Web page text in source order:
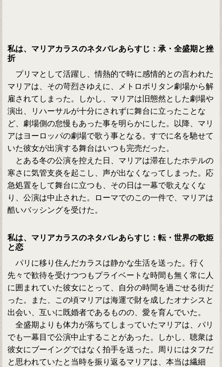
私は、マリアカラスのネタバレあらすじ：承・全盛期と挫
折
プリマとして活躍し、情熱的で時に感情的との言われた
マリアは、その苛烈さゆえに、メトロポリタン劇場から解
雇されてしまった。しかし、マリアは旧態然とした劇場や
演出、リハーサルが十分にされずに舞台に立ったことな
ど、劇場側の怠慢もあった事を明らかにした。以降、マリ
アはヨーロッパの劇場で歌う事となる。すでに名を馳せて
いた彼女が出演する舞台はいつも完売だった。
とある冬の公演を控えた日、マリアは滞在したホテルの
寒さに気管支炎を起こし、声が出なくなってしまった。応
急処置をして舞台に立つも、その日は一幕で歌えなくな
り、公演は中止された。ローマでのこの一件で、マリアは
酷いバッシングを受けた。
私は、マリアカラスのネタバレあらすじ：転・世界の歌姫
と恋
パリに移り住んだカラスは静かな生活を送った。行く
先々で歓待を受けつつもプライベートな時間も無く常に人
に囲まれていた彼女にとって、自分の時間を過ごせる街だ
った。また、この頃マリアは海運で財を成したオナシスと
出会い、互いに既婚者であるものの、愛を育んでいた。
全盛期よりも体力が落ちてしまっていたマリアは、パリ
でも一幕目で公演中止することがあった。しかし、聴衆は
彼女にブーイングではなく拍手を送った。周りにはタフだ
と思われていたと当時を振り返るマリアは、本当は繊細